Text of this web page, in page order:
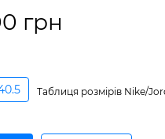
грн
Таблиця розмірів Nike/